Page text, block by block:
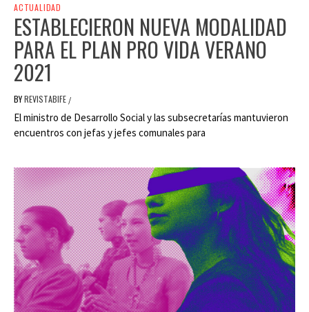
ACTUALIDAD
ESTABLECIERON NUEVA MODALIDAD
PARA EL PLAN PRO VIDA VERANO
2021
BYREVISTABIFE /
El ministro de Desarrollo Social y las subsecretarías mantuvieron
encuentros con jefas y jefes comunales para